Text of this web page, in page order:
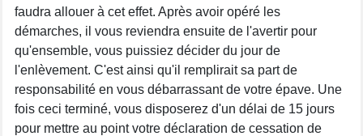
faudra allouer à cet effet. Après avoir opéré les
démarches, il vous reviendra ensuite de l'avertir pour
qu'ensemble, vous puissiez décider du jour de
l'enlèvement. C'est ainsi qu'il remplirait sa part de
responsabilité en vous débarrassant de votre épave. Une
fois ceci terminé, vous disposerez d'un délai de 15 jours
pour mettre au point votre déclaration de cessation de